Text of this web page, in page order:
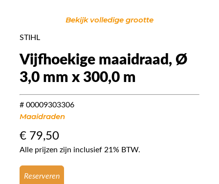
Bekijk volledige grootte
STIHL
Vijfhoekige maaidraad, Ø
3,0 mm x 300,0 m
# 00009303306
Maaidraden
€ 79,50
Alle prijzen zijn inclusief 21% BTW.
Reserveren